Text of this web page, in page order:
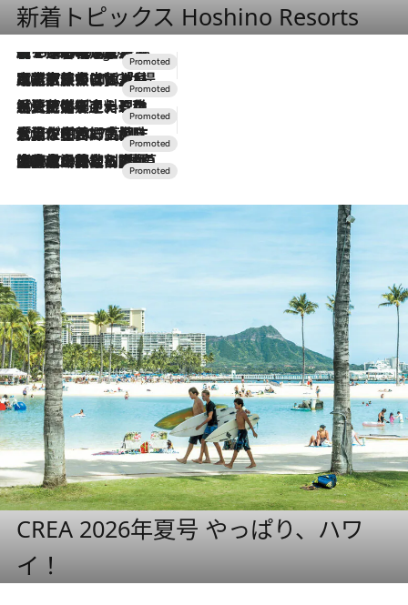
新着トピックス Hoshino Resorts
2 Hours Ago
【トンボの足水浴】ヒノキの香りに包まれて涼感マックス！約13℃の湧水かけ流しを避暑地「星野温泉 トンボの湯」で体験
2026.7.31
【ホテル帰省】という選択肢をOMOが提案。家族とほどよい距離を保つには「昼は実家、夜は気兼ねなくホテルで！」
2026.7.24
【夏限定ディナーコース】旬を迎える稚鮎や花ズッキーニなどをイタリア・トスカーナの郷土料理の手法で満喫！
2026.7.17
「土佐和ハーブかき氷」がOMO7高知に登場！生姜、山椒、大葉など目にも舌にも涼を呼ぶ郷土の味
2026.7.10
NEW OPEN！【界 草津】名湯の地に誕生。趣の異なる2種の温泉と上州ならではの会席・蕎麦割烹など美食を味わう究極の癒やし旅
CREA 2026年夏号 やっぱり、ハワ
イ！